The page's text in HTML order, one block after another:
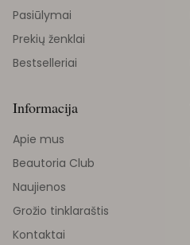
Pasiūlymai
Prekių ženklai
Bestselleriai
Informacija
Apie mus
Beautoria Club
Naujienos
Grožio tinklaraštis
Kontaktai